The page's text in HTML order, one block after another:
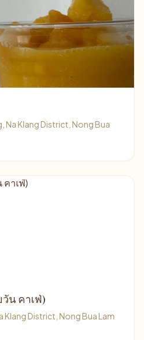
Na Klang District, Nong Bua
น คาเฟ่)
Klang District, Nong Bua Lam